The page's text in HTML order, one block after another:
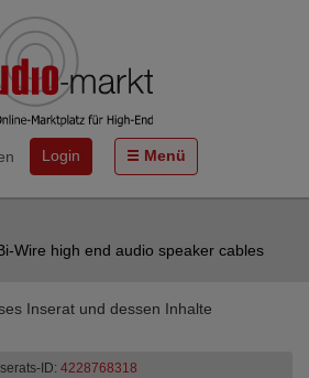
Login Menü
Wire high end audio speaker cables
Inserat und dessen Inhalte
ID: 4228768318